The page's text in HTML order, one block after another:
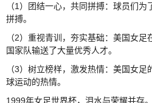
（1）团结一心，共同拼搏：球员们
拼搏。
（2）重视青训，夯实基础：美国女
国家队输送了大量优秀人才。
（3）树立榜样，激发热情：美国女
球运动的热情。
1999年女足世界杯，泪水与荣耀并存